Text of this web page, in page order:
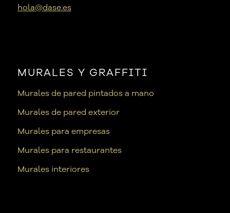
hola@dase.es
MURALES Y GRAFFITI
Murales de pared pintados a mano
Murales de pared exterior
Murales para empresas
Murales para restaurantes
Murales interiores